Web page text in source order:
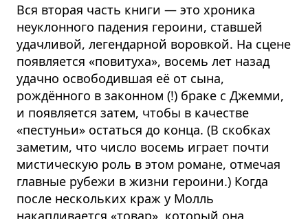
Вся вторая часть книги — это хроника
неуклонного падения героини, ставшей
удачливой, легендарной воровкой. На сцене
появляется «повитуха», восемь лет назад
удачно освободившая её от сына,
рождённого в законном (!) браке с Джемми,
и появляется затем, чтобы в качестве
«пестуньи» остаться до конца. (В скобках
заметим, что число восемь играет почти
мистическую роль в этом романе, отмечая
главные рубежи в жизни героини.) Когда
после нескольких краж у Молль
накапливается «товар», который она